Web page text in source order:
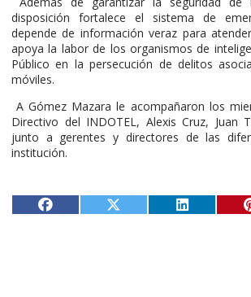
disposición fortalece el sistema de
depende de información veraz para
apoya la labor de los organismos de
Público en la persecución de delitos
móviles.
A Gómez Mazara le acompañaron los
Directivo del INDOTEL, Alexis Cruz, Juan
junto a gerentes y directores de las
institución.